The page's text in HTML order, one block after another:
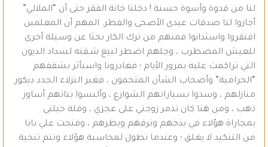
لنا من قدوة وأسوة حسنة ! دخلنا خانة الفقر حتى أن “الملالي”
أجازوا لنا صدقات عيدي الأضحى والفطر. المهم أن المعلمين
افتقروا واستدانوا فمنهم من ترك الكار بحثا عن وسيلة أخرى
للعيش المضطرب ، وجلهم اضطر لبيع شـقته لسداد الديون
التي تراكمت عليه بمرور الأيام ؛ فغادرونا واستأثر بشققهم
“الحرامية” وأصحاب الشأن المتخمون ، فغير النزلاء الجدد ديكور
منازلهم ، وسدوا بسياراتهم الشوارع ، وألبسوا بناتهم أساور
ذهب ، ومن هنا كان تذمر زوجتي على عجزي ، وقلة حيلتي
بمجاراة هؤلاء في بذخهم وترفهم وبطرهم ، وفتحت علي بابا
من التنكيد لا يغلق ؛ وعندما تطول لمحاسبة هؤلاء وتتم تنحية